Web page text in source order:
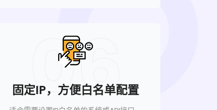
06
固定IP，方便白名单配置